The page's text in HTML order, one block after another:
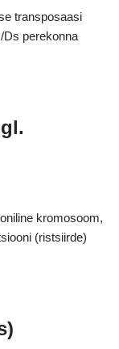
transposaasi
Ds perekonna
kromosoom,
(ristsiirde)